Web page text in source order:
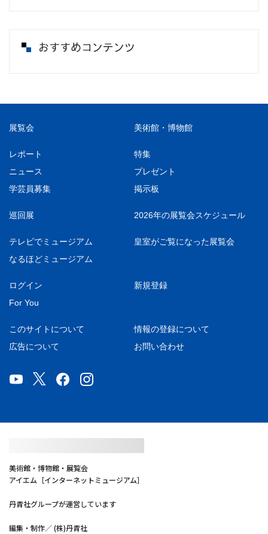
おすすめコンテンツ
展覧会 美術館・博物館
レポート
特集
ニュース
プレゼント
学芸員募集
掲示板
巡回展 2026年の展覧会スケジュール
テレビでミュージアム
皇室がご覧になった展覧会
なるほどミュージアム
ログイン
新規登録
For You
このサイトについて
情報の登録について
広告について
お問い合わせ
美術館・博物館・展覧会
アイエム［インターネットミュージアム］
丹青社グループが運営しています
編集・制作／ (株)丹青社